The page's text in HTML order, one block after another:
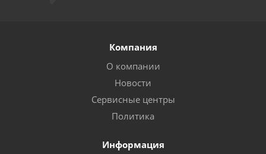
Компания
О компании
Новости
Сервисные центры
Политика
Информация